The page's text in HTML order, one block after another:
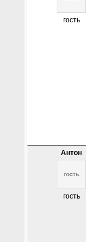
гость
Антон
гость